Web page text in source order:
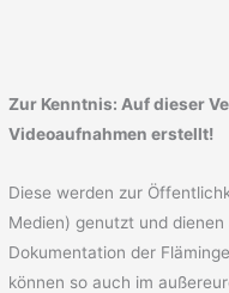
Zur Kenntnis: Auf dieser
Videoaufnahmenerstellt!
Diese werden zur
Medien) genutzt und
Dokumentation der
können so auch im